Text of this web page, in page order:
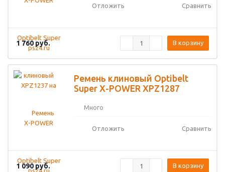
Отложить Сравнить
1 760 руб. В корзину
Ремень клиновый Optibelt
Super X-POWER XPZ1287
Много
Отложить Сравнить
1 090 руб. В корзину